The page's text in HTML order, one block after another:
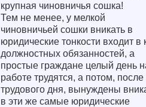
крупная чиновничья сошка!
Тем не менее, у мелкой
чиновничьей сошки вникать в
юридические тонкости входит в
должностных обязанностей, а
простые граждане целый день
работе трудятся, а потом, после
трудового дня, вынуждены
в эти же самые юридические